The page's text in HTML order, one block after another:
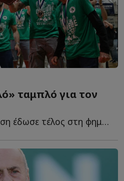
ταμπλό για τον
Η επίσημη επιβεβαίωση έδωσε τέλος στη φημολογία και ο...